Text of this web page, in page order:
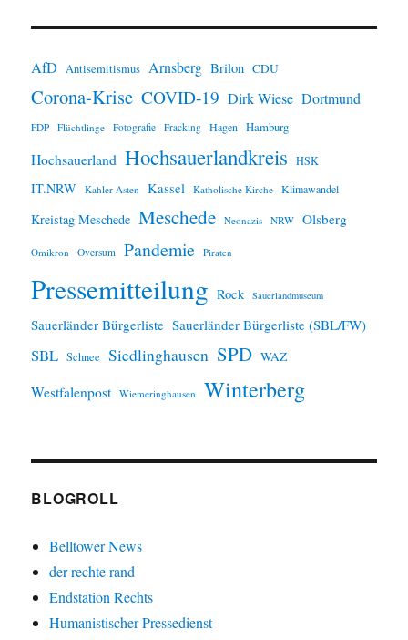
AfD Antisemitismus Arnsberg Brilon CDU
Corona-Krise COVID-19 Dirk Wiese Dortmund
FDP Flüchtlinge Fotografie Fracking Hagen Hamburg
Hochsauerland Hochsauerlandkreis HSK
IT.NRW Kahler Asten Kassel Katholische Kirche Klimawandel
Kreistag Meschede Meschede Neonazis NRW Olsberg
Omikron Oversum Pandemie Piraten
Pressemitteilung Rock Sauerlandmuseum
Sauerländer Bürgerliste Sauerländer Bürgerliste (SBL/FW)
SBL Schnee Siedlinghausen SPD WAZ
Westfalenpost Wiemeringhausen Winterberg
BLOGROLL
Belltower News
der rechte rand
Endstation Rechts
Humanistischer Pressedienst